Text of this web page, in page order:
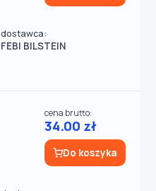
dostawca:
FEBI BILSTEIN
cena brutto:
34.00 zł
Do koszyka